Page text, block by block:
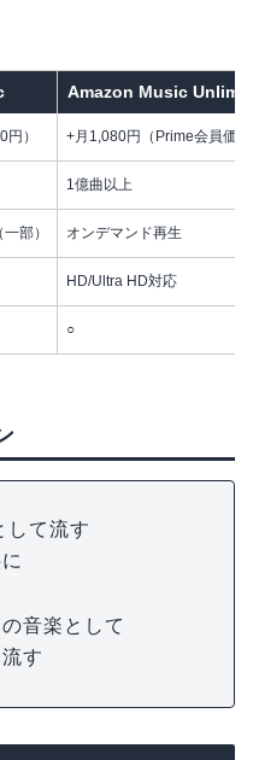
Amazon Music
） +月1,080円（Prime会員価
1億曲以上
部） オンデマンド再生
HD/Ultra HD対応
○
して流す
音楽として
す